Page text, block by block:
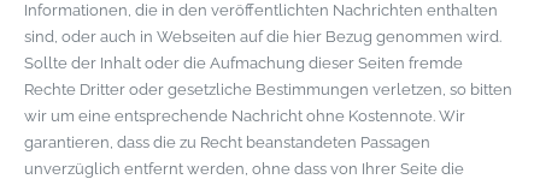
Informationen, die in den veröffentlichten Nachrichten enthalten
sind, oder auch in Webseiten auf die hier Bezug genommen wird.
Sollte der Inhalt oder die Aufmachung dieser Seiten fremde
Rechte Dritter oder gesetzliche Bestimmungen verletzen, so bitten
wir um eine entsprechende Nachricht ohne Kostennote. Wir
garantieren, dass die zu Recht beanstandeten Passagen
unverzüglich entfernt werden, ohne dass von Ihrer Seite die